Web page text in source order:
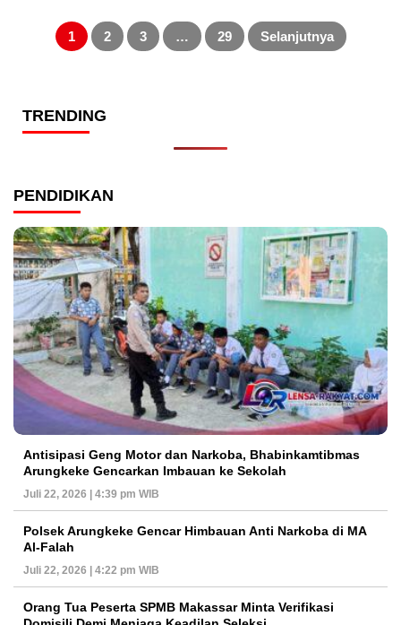
Paginasi
pos1 2 3 … 29 Selanjutnya
TRENDING
PENDIDIKAN
Antisipasi Geng Motor dan Narkoba, Bhabinkamtibmas
Arungkeke Gencarkan Imbauan ke Sekolah
Juli 22, 2026 | 4:39 pm WIB
Polsek Arungkeke Gencar Himbauan Anti Narkoba di MA
Al-Falah
Juli 22, 2026 | 4:22 pm WIB
Orang Tua Peserta SPMB Makassar Minta Verifikasi